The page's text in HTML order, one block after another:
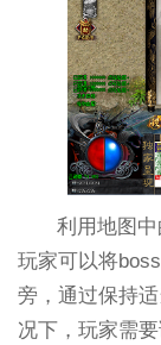
利用地图
玩家可以将
旁，通过保持
况下，玩家需